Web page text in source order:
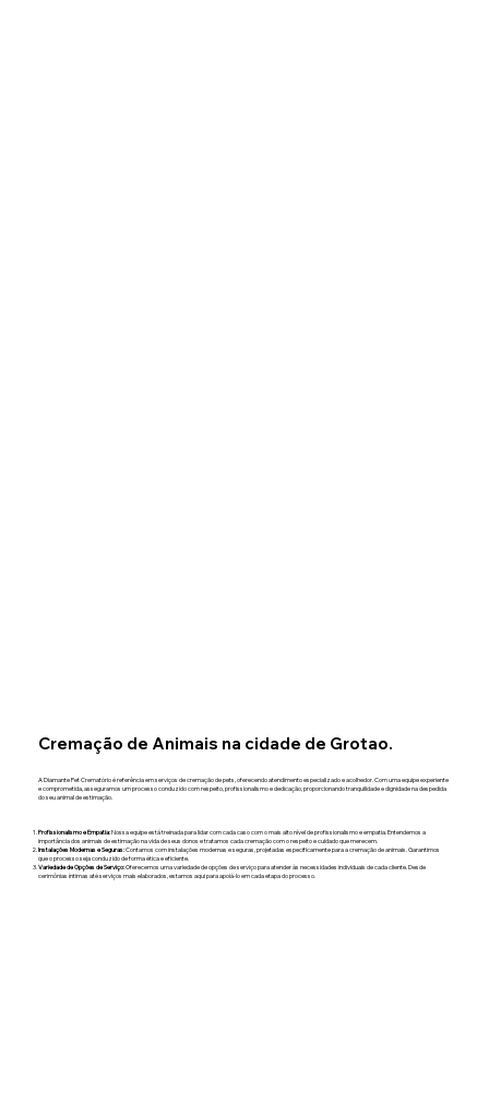
Cremação de Animais na cidade de Grotao.
A Diamante Pet Crematório é referência em serviços de cremação de pets, oferecendo atendimento especializado e acolhedor. Com uma equipe experiente
e comprometida, asseguramos um processo conduzido com respeito, profissionalismo e dedicação, proporcionando tranquilidade e dignidade na despedida
do seu animal de estimação.
Profissionalismo e Empatia:Nossa equipe está treinada para lidar com cada caso com o mais alto nível de profissionalismo e empatia. Entendemos a
importância dos animais de estimação na vida de seus donos e tratamos cada cremação com o respeito e cuidado que merecem.
Instalações Modernas e Seguras:Contamos com instalações modernas e seguras, projetadas especificamente para a cremação de animais. Garantimos
que o processo seja conduzido de forma ética e eficiente.
Variedade de Opções de Serviço:Oferecemos uma variedade de opções de serviço para atender às necessidades individuais de cada cliente. Desde
cerimônias íntimas até serviços mais elaborados, estamos aqui para apoiá-lo em cada etapa do processo.